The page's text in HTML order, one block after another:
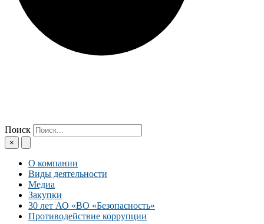
Поиск
×
О компании
Виды деятельности
Медиа
Закупки
30 лет АО «ВО «Безопасность»
Противодействие коррупции